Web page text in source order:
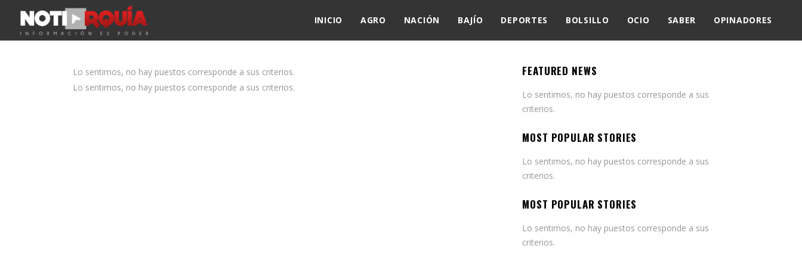
INICIO AGRO NACIÓN BAJÍO DEPORTES BOLSILLO OCIO SABER OPINADORES
Lo sentimos, no hay puestos corresponde a sus criterios.
Lo sentimos, no hay puestos corresponde a sus criterios.
FEATURED NEWS
Lo sentimos, no hay puestos corresponde a sus
criterios.
MOST POPULAR STORIES
Lo sentimos, no hay puestos corresponde a sus
criterios.
MOST POPULAR STORIES
Lo sentimos, no hay puestos corresponde a sus
criterios.